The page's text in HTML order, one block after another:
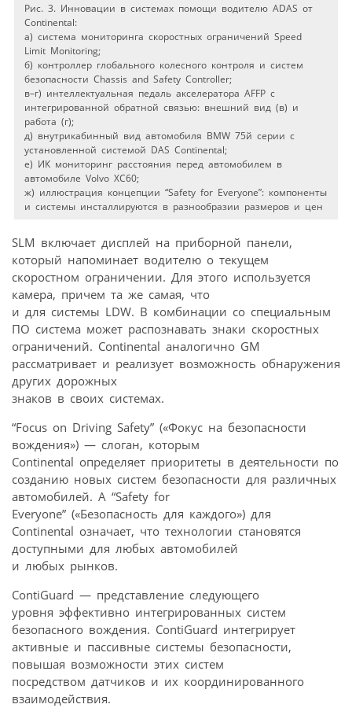
Рис. 3. Инновации в системах помощи водителю ADAS от
Continental:
а) cистема мониторинга скоростных ограничений Speed
Limit Monitoring;
б) контроллер глобального колесного контроля и систем
безопасности Chassis and Safety Controller;
в–г) интеллектуальная педаль акселератора AFFP с
интегрированной обратной связью: внешний вид (в) и
работа (г);
д) внутрикабинный вид автомобиля BMW 75й серии с
установленной системой DAS Continental;
е) ИК мониторинг расстояния перед автомобилем в
автомобиле Volvo XC60;
ж) иллюстрация концепции “Safety for Everyone”: компоненты
и системы инсталлируются в разнообразии размеров и цен
SLM включает дисплей на приборной панели,
который напоминает водителю о текущем
скоростном ограничении. Для этого используется
камера, причем та же самая, что
и для системы LDW. В комбинации со специальным
ПО система может распознавать знаки скоростных
ограничений. Continental аналогично GM
рассматривает и реализует возможность обнаружения
других дорожных
знаков в своих системах.
“Focus on Driving Safety” («Фокус на безопасности
вождения») — слоган, которым
Continental определяет приоритеты в деятельности по
созданию новых систем безопасности для различных
автомобилей. А “Safety for
Everyone” («Безопасность для каждого») для
Continental означает, что технологии становятся
доступными для любых автомобилей
и любых рынков.
ContiGuard — представление следующего
уровня эффективно интегрированных систем
безопасного вождения. ContiGuard интегрирует
активные и пассивные системы безопасности,
повышая возможности этих систем
посредством датчиков и их координированного
взаимодействия.